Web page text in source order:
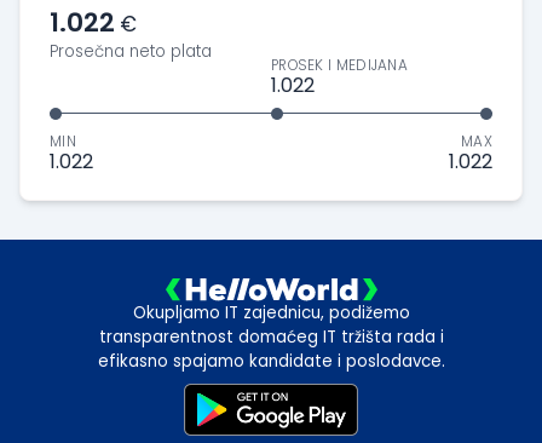
1.022 €
Prosečna neto plata
MIN
1.022
PROSEK I MEDIJANA
1.022
MAX
1.022
Okupljamo IT zajednicu, podižemo
transparentnost domaćeg IT tržišta rada i
efikasno spajamo kandidate i poslodavce.